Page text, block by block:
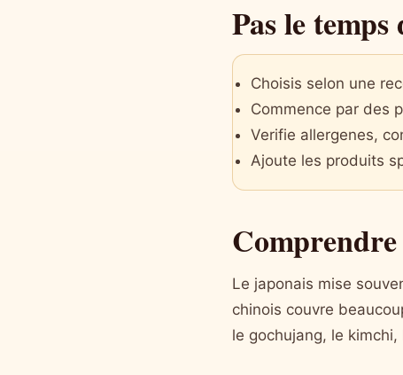
Pas le temps
Choisis selon une
Commence par des
Verifie allergenes,
Ajoute les produits
Comprendre
Le japonais mise
chinois couvre
le gochujang, le